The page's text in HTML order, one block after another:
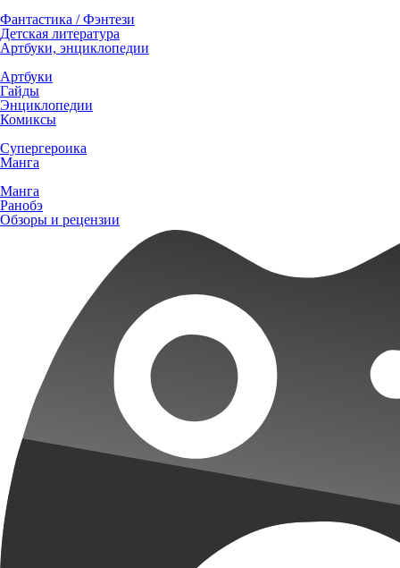
Фантастика / Фэнтези
Детская литература
Артбуки, энциклопедии
Артбуки
Гайды
Энциклопедии
Комиксы
Супергероика
Манга
Манга
Ранобэ
Обзоры и рецензии